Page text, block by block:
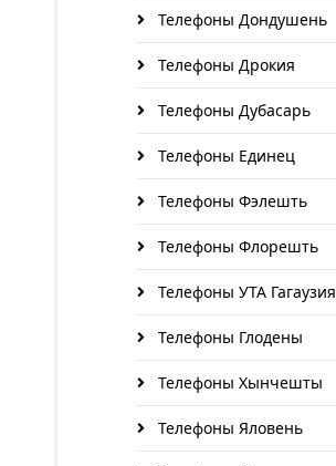
Телефоны Дондушень
Телефоны Дрокия
Телефоны Дубасарь
Телефоны Единец
Телефоны Фэлешть
Телефоны Флорешть
Телефоны УТА Гагаузия
Телефоны Глодены
Телефоны Хынчешты
Телефоны Яловень